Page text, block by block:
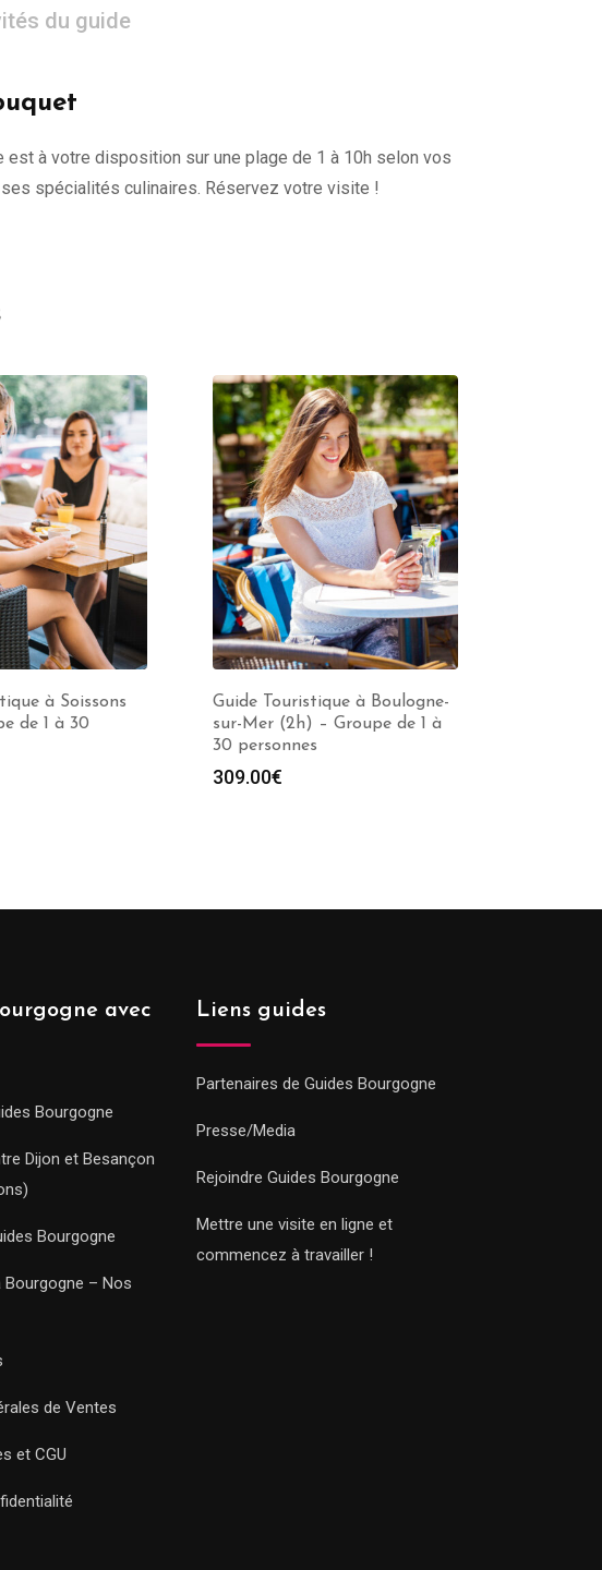
du guide
à votre disposition sur une plage de 1 à 10h selon vos
spécialités culinaires. Réservez votre visite !
à Soissons
de 1 à 30
Guide Touristique à Boulogne-
sur-Mer (2h) – Groupe de 1 à
30 personnes
309.00€
avec
Bourgogne
Dijon et Besançon
Bourgogne
Bourgogne – Nos
de Ventes
et CGU
Liens guides
Partenaires de Guides Bourgogne
Presse/Media
Rejoindre Guides Bourgogne
Mettre une visite en ligne et
commencez à travailler !